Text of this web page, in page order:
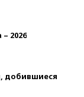
2026
добившиеся